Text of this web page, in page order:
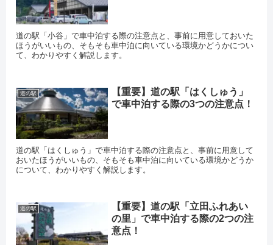
道の駅「小谷」で車中泊する際の注意点と、事前に用意しておいた
ほうがいいもの、そもそも車中泊に向いている環境かどうかについ
て、わかりやすく解説します。
道の駅
【重要】道の駅「はくしゅう」
で車中泊する際の3つの注意点！
道の駅「はくしゅう」で車中泊する際の注意点と、事前に用意して
おいたほうがいいもの、そもそも車中泊に向いている環境かどうか
について、わかりやすく解説します。
道の駅
【重要】道の駅「立田ふれあい
の里」で車中泊する際の2つの注
意点！